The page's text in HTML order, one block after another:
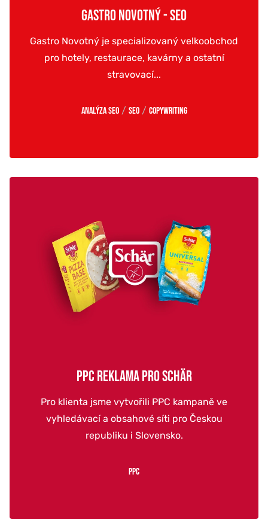
GASTRO NOVOTNÝ - SEO
Gastro Novotný je specializovaný velkoobchod
pro hotely, restaurace, kavárny a ostatní
stravovací...
Analýza SEO / SEO / Copywriting
PPC REKLAMA PRO SCHÄR
Pro klienta jsme vytvořili PPC kampaně ve
vyhledávací a obsahové síti pro Českou
republiku i Slovensko.
PPC